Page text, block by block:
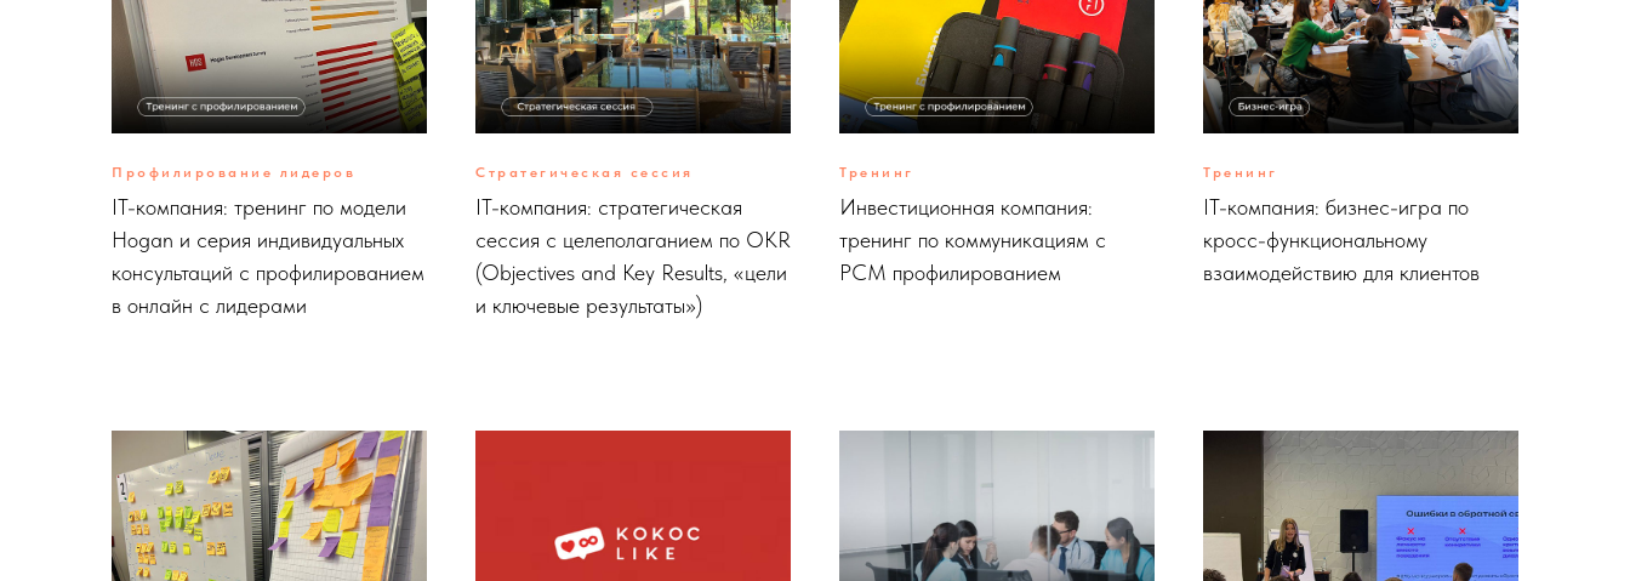
Профилирование лидеров
IT-компания: тренинг по модели
Hogan и серия индивидуальных
консультаций с профилированием
в онлайн с лидерами
Стратегическая сессия
IT-компания: стратегическая
сессия с целеполаганием по OKR
(Objectives and Key Results, «цели
и ключевые результаты»)
Тренинг
Инвестиционная компания:
тренинг по коммуникациям с
PCM профилированием
Тренинг
IT-компания: бизнес-игра по
кросс-функциональному
взаимодействию для клиентов